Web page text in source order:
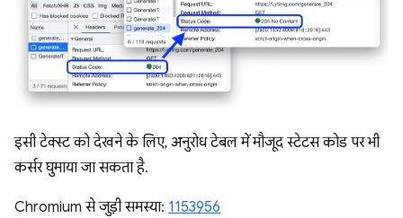
इसी टेक्स्ट को देखने के लिए, अनुरोध टेबल में मौजूद स्टेटस कोड पर भी
कर्सर घुमाया जा सकता है.
Chromium से जुड़ी समस्या: 1153956